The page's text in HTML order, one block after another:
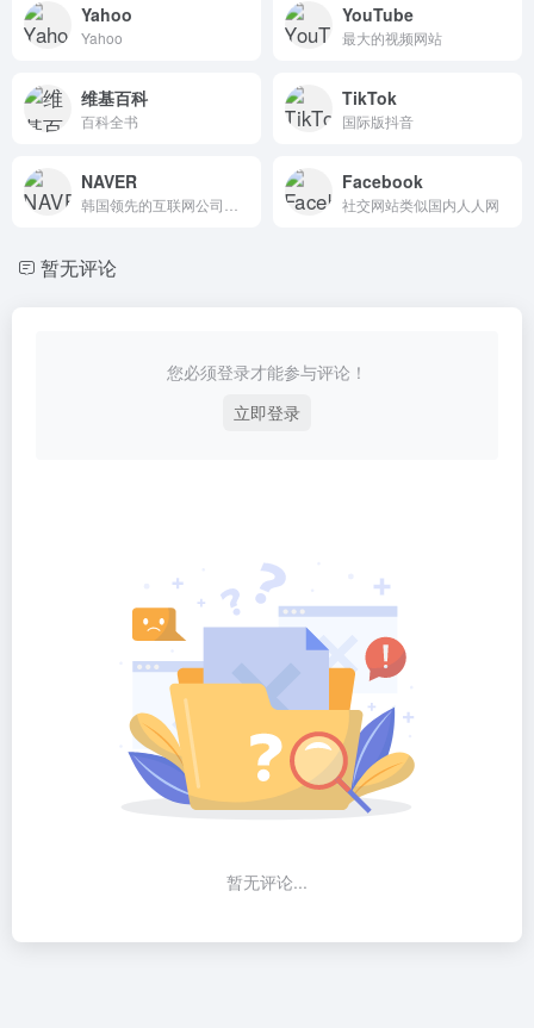
Yahoo
Yahoo
YouTube
最大的视频网站
维基百科
百科全书
TikTok
国际版抖音
NAVER Facebook
社交网站类似国内人人网
暂无评论
您必须登录才能参与评论！
立即登录
暂无评论...